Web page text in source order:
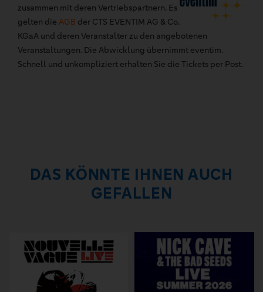
zusammen mit deren Vertriebspartnern. Es
gelten die AGB der CTS EVENTIM AG & Co.
KGaA und deren Veranstalter zu den angebotenen
Veranstaltungen. Die Abwicklung übernimmt eventim.
Schnell und unkompliziert erhalten Sie die Tickets per Post.
DAS KÖNNTE IHNEN AUCH
GEFALLEN